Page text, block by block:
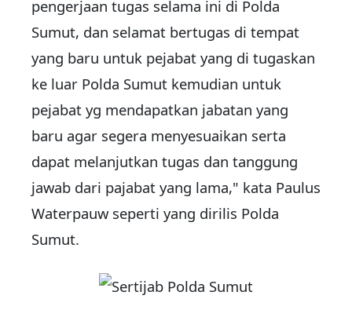
pengerjaan tugas selama ini di Polda
Sumut, dan selamat bertugas di tempat
yang baru untuk pejabat yang di tugaskan
ke luar Polda Sumut kemudian untuk
pejabat yg mendapatkan jabatan yang
baru agar segera menyesuaikan serta
dapat melanjutkan tugas dan tanggung
jawab dari pajabat yang lama," kata Paulus
Waterpauw seperti yang dirilis Polda
Sumut.